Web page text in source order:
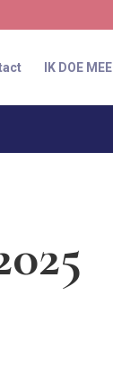
IK DOE MEE